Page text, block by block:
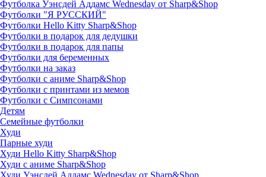
Футболка Уэнсдей Аддамс Wednesday от Sharp&Shop
Футболки "Я РУССКИЙ"
Футболки Hello Kitty Sharp&Shop
Футболки в подарок для дедушки
Футболки в подарок для папы
Футболки для беременных
Футболки на заказ
Футболки с аниме Sharp&Shop
Футболки с принтами из мемов
Футболки с Симпсонами
Детям
Семейные футболки
Худи
Парные худи
Худи Hello Kitty Sharp&Shop
Худи с аниме Sharp&Shop
Худи Уэнсдей Аддамс Wednesday от Sharp&Shop